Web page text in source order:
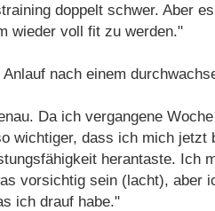
doppelt schwer. Aber
wieder voll fit zu werden."
Anlauf nach einem
Da ich vergangene
wichtiger, dass ich mich jetzt
herantaste. Ich
vorsichtig sein (lacht), aber
ich drauf habe."